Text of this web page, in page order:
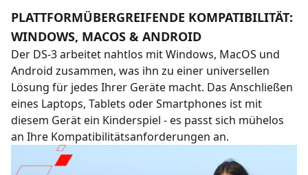
PLATTFORMÜBERGREIFENDE KOMPATIBILITÄT:
WINDOWS, MACOS & ANDROID
Der DS-3 arbeitet nahtlos mit Windows, MacOS und
Android zusammen, was ihn zu einer universellen
Lösung für jedes Ihrer Geräte macht. Das Anschließen
eines Laptops, Tablets oder Smartphones ist mit
diesem Gerät ein Kinderspiel - es passt sich mühelos
an Ihre Kompatibilitätsanforderungen an.